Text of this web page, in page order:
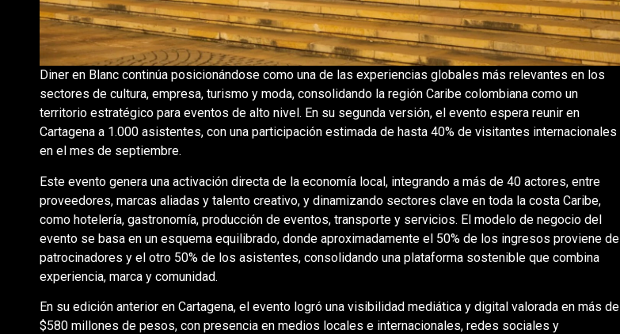
Diner en Blanc continúa posicionándose como una de las experiencias globales más relevantes en los
sectores de cultura, empresa, turismo y moda, consolidando la región Caribe colombiana como un
territorio estratégico para eventos de alto nivel. En su segunda versión, el evento espera reunir en
Cartagena a 1.000 asistentes, con una participación estimada de hasta 40% de visitantes internacionales
en el mes de septiembre.
Este evento genera una activación directa de la economía local, integrando a más de 40 actores, entre
proveedores, marcas aliadas y talento creativo, y dinamizando sectores clave en toda la costa Caribe,
como hotelería, gastronomía, producción de eventos, transporte y servicios. El modelo de negocio del
evento se basa en un esquema equilibrado, donde aproximadamente el 50% de los ingresos proviene de
patrocinadores y el otro 50% de los asistentes, consolidando una plataforma sostenible que combina
experiencia, marca y comunidad.
En su edición anterior en Cartagena, el evento logró una visibilidad mediática y digital valorada en más de
$580 millones de pesos, con presencia en medios locales e internacionales, redes sociales y